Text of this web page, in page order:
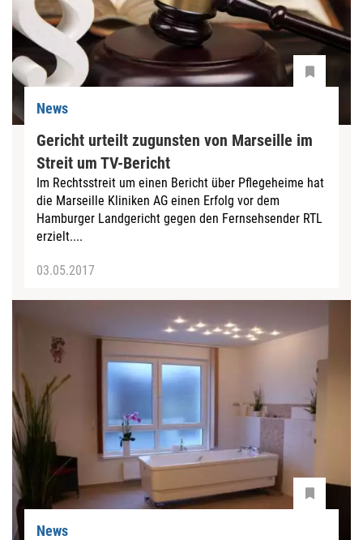
News
Gericht urteilt zugunsten von Marseille im
Streit um TV-Bericht
Im Rechtsstreit um einen Bericht über Pflegeheime hat
die Marseille Kliniken AG einen Erfolg vor dem
Hamburger Landgericht gegen den Fernsehsender RTL
erzielt....
03.05.2017
News